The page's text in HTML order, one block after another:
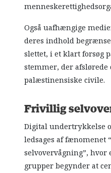
Også uafhængige
deres indhold
slettet, i et klart forsøg
stemmer, der afslørede
palæstinensiske civile.
Frivillig
Digital undertrykkelse
ledsages af fænomenet
selvovervågning”, hvor
grupper begynder at